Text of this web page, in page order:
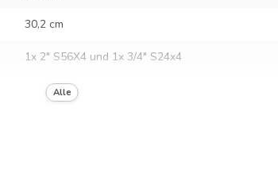
30,2 cm
1x 2" S56X4 und 1x 3/4" S24x4
HDPEAlle